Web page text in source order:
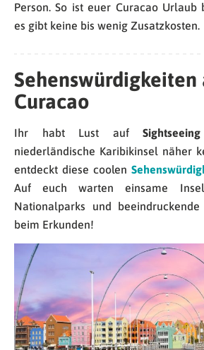
Person. So ist euer Curacao Urlaub
es gibt keine bis wenig Zusatzkosten.
Sehenswürdigkeiten
Curacao
Ihr habt Lust aufSightseeing
niederländische Karibikinsel näher
entdeckt diese coolen
Auf euch warten einsame
Nationalparks und
beim Erkunden!